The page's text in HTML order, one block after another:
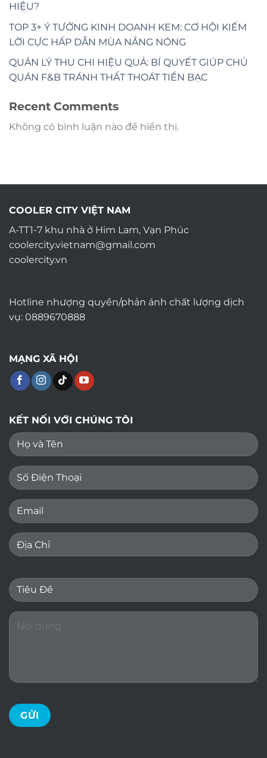
HIỆU?
TOP 3+ Ý TƯỞNG KINH DOANH KEM: CƠ HỘI KIẾM
LỜI CỰC HẤP DẪN MÙA NẮNG NÓNG
QUẢN LÝ THU CHI HIỆU QUẢ: BÍ QUYẾT GIÚP CHỦ
QUÁN F&B TRÁNH THẤT THOÁT TIỀN BẠC
Recent Comments
Không có bình luận nào để hiển thị.
COOLER CITY VIỆT NAM
A-TT1-7 khu nhà ở Him Lam, Vạn Phúc
coolercity.vietnam@gmail.com
coolercity.vn
Hotline nhượng quyền/phản ánh chất lượng dịch
vụ: 0889670888
MẠNG XÃ HỘI
KẾT NỐI VỚI CHÚNG TÔI